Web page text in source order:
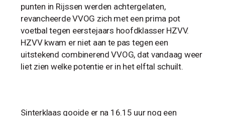
punten in Rijssen werden achtergelaten,
revancheerde VVOG zich met een prima pot
voetbal tegen eerstejaars hoofdklasser HZVV.
HZVV kwam er niet aan te pas tegen een
uitstekend combinerend VVOG, dat vandaag weer
liet zien welke potentie er in het elftal schuilt.
Sinterklaas gooide er na 16.15 uur nog een